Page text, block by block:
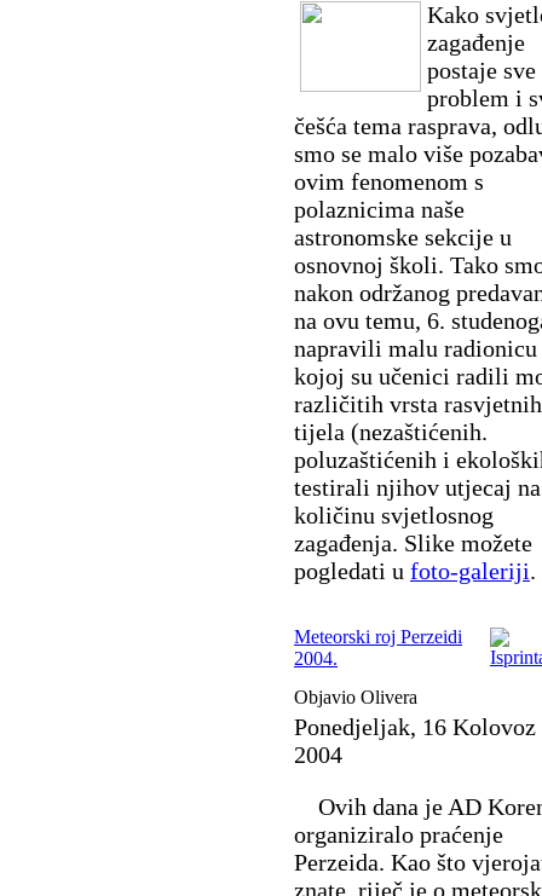
Kako
zagađenje
postaje
problem i
češća tema rasprava,
smo se malo više
ovim fenomenom s
polaznicima naše
astronomske sekcije u
osnovnoj školi. Tako
nakon održanog
na ovu temu, 6.
napravili malu radionicu
kojoj su učenici radili
različitih vrsta rasvjetnih
tijela (nezaštićenih.
poluzaštićenih i
testirali njihov utjecaj na
količinu svjetlosnog
zagađenja. Slike možete
pogledati u foto-galeriji.
Meteorski roj Perzeidi
2004.
Objavio Olivera
Ponedjeljak, 16 Kolovoz
2004
Ovih dana je AD
organiziralo praćenje
Perzeida. Kao što
znate, riječ je o